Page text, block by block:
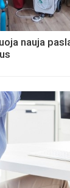
nauja